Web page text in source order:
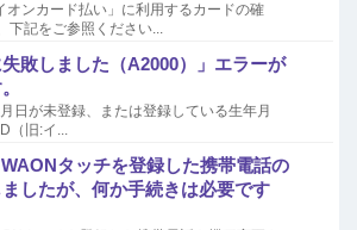
オンカード払い」に利用するカードの確
下記をご参照ください...
失敗しました（A2000）」エラーが
日が未登録、または登録している生年月
（旧:イ...
タッチを登録した携帯電話の
したが、何か手続きは必要です